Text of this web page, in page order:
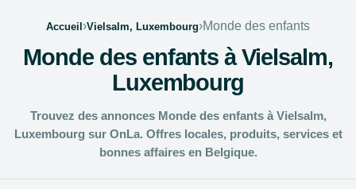
Accueil›Vielsalm, Luxembourg›Monde des enfants
Monde des enfants à Vielsalm,
Luxembourg
Trouvez des annonces Monde des enfants à Vielsalm,
Luxembourg sur OnLa. Offres locales, produits, services et
bonnes affaires en Belgique.